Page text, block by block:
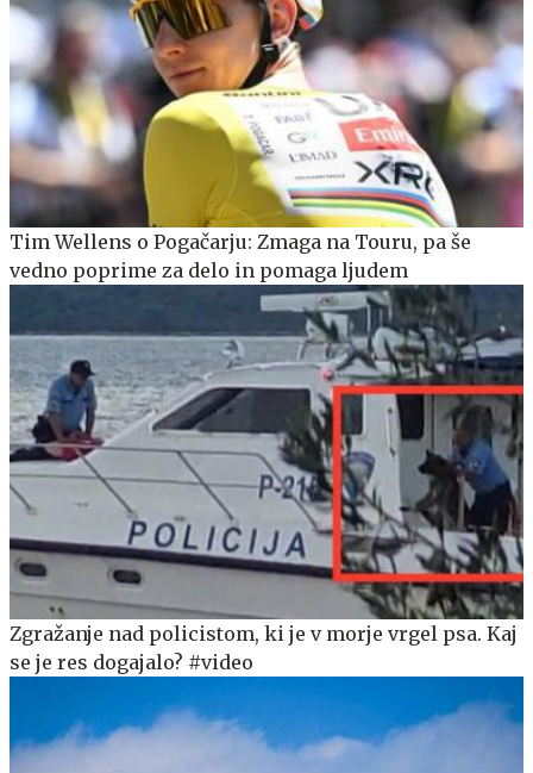
Tim Wellens o Pogačarju: Zmaga na Touru, pa še
vedno poprime za delo in pomaga ljudem
Zgražanje nad policistom, ki je v morje vrgel psa. Kaj
se je res dogajalo? #video